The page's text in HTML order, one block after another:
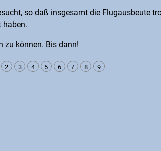
so daß insgesamt die Flugausbeute
haben.
zu können. Bis dann!
2 3 4 5 6 7 8 9